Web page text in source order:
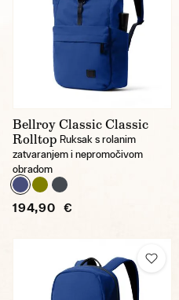
Bellroy Classic Classic
Rolltop Ruksak s rolanim
zatvaranjem i nepromočivom
obradom
194,90 €